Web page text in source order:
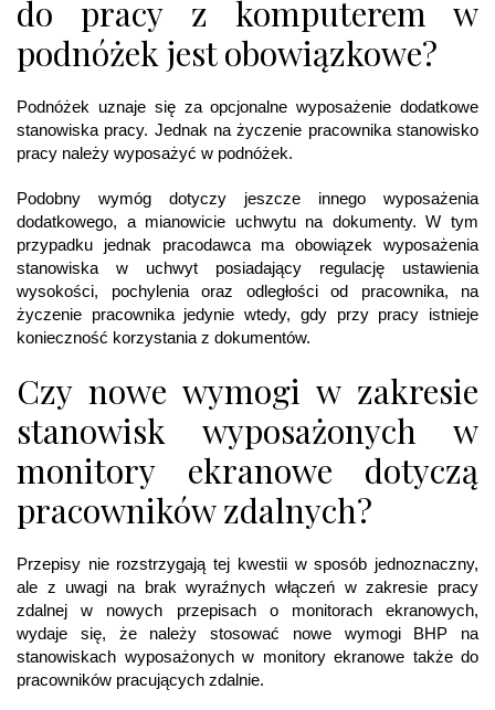
do pracy z komputerem w
podnóżek jest obowiązkowe?
Podnóżek uznaje się za opcjonalne wyposażenie dodatkowe
stanowiska pracy. Jednak na życzenie pracownika stanowisko
pracy należy wyposażyć w podnóżek.
Podobny wymóg dotyczy jeszcze innego wyposażenia
dodatkowego, a mianowicie uchwytu na dokumenty. W tym
przypadku jednak pracodawca ma obowiązek wyposażenia
stanowiska w uchwyt posiadający regulację ustawienia
wysokości, pochylenia oraz odległości od pracownika, na
życzenie pracownika jedynie wtedy, gdy przy pracy istnieje
konieczność korzystania z dokumentów.
Czy nowe wymogi w zakresie
stanowisk wyposażonych w
monitory ekranowe dotyczą
pracowników zdalnych?
Przepisy nie rozstrzygają tej kwestii w sposób jednoznaczny,
ale z uwagi na brak wyraźnych włączeń w zakresie pracy
zdalnej w nowych przepisach o monitorach ekranowych,
wydaje się, że należy stosować nowe wymogi BHP na
stanowiskach wyposażonych w monitory ekranowe także do
pracowników pracujących zdalnie.